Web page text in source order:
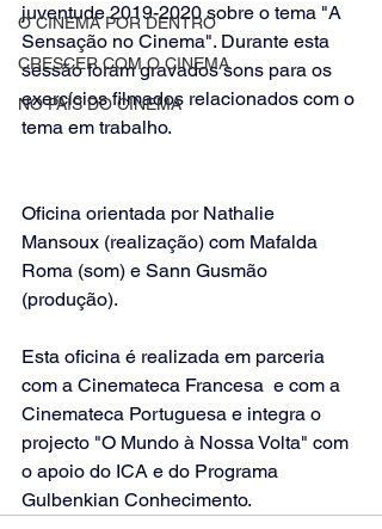
O CINEMA POR DENTRO
CRESCER COM O CINEMA
NO PAÍS DO CINEMA
juventude 2019-2020 sobre o tema "A
Sensação no Cinema". Durante esta
sessão foram gravados sons para os
exercícios filmados relacionados com o
tema em trabalho.
Oficina orientada por Nathalie
Mansoux (realização) com Mafalda
Roma (som) e Sann Gusmão
(produção).
Esta oficina é realizada em parceria
com a Cinemateca Francesa  e com a
Cinemateca Portuguesa e integra o
projecto "O Mundo à Nossa Volta" com
o apoio do ICA e do Programa
Gulbenkian Conhecimento.